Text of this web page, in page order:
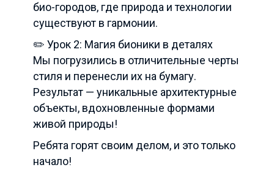
био-городов, где природа и технологии
существуют в гармонии.
✏️ Урок 2: Магия бионики в деталях
Мы погрузились в отличительные черты
стиля и перенесли их на бумагу.
Результат — уникальные архитектурные
объекты, вдохновленные формами
живой природы!
Ребята горят своим делом, и это только
начало!